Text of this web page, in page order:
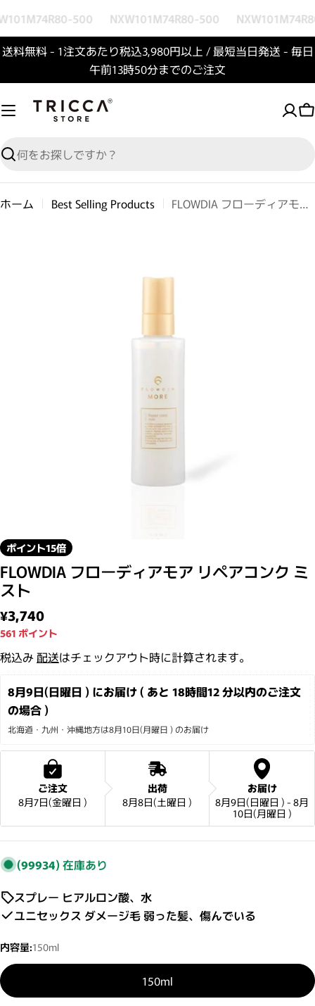
500 NXW101M74R80-500
送料無料 - 1注文あたり税込3,980円以上 / 最短当日発送 - 毎日
午前13時50分までのご注文
検索
ホーム Best Selling Products
FLOWDIA フローディアモア リペアコンク ミスト
ーダルで0のメディアを開く
ポイント15倍
FLOWDIA フローディアモア リペアコンク ミ
スト
通常価格
¥3,740
561 ポイント
税込み配送はチェックアウト時に計算されます。
8月9日(日曜日 ) にお届け ( あと 18時間12 分以内のご注文
の場合 )
北海道・九州・沖縄地方は8月10日(月曜日 ) のお届け
ご注文
8月7日(金曜日 )
出荷
8月8日(土曜日 )
お届け
8月9日(日曜日 ) - 8月
10日(月曜日 )
(99934)在庫あり
スプレー ヒアルロン酸、水
ユニセックス ダメージ毛 弱った髪、傷んでいる
内容量:150ml
150ml